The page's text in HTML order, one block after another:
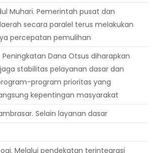
Muhari. Pemerintah pusat dan
secara paralel terus melakukan
percepatan pemulihan
Dana Otsus diharapkan
stabilitas pelayanan dasar dan
program prioritas yang
kepentingan masyarakat
Selain layanan dasar
Melalui pendekatan terintegrasi